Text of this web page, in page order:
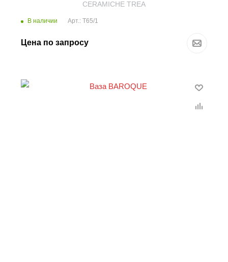
CERAMICHE TREA
В наличии Арт.: T65/1
Цена по запросу